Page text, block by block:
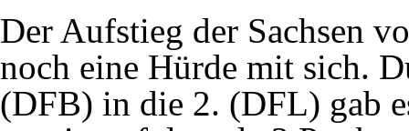
Der Aufstieg der Sachsen
noch eine Hürde mit sich.
(DFB) in die 2. (DFL) gab